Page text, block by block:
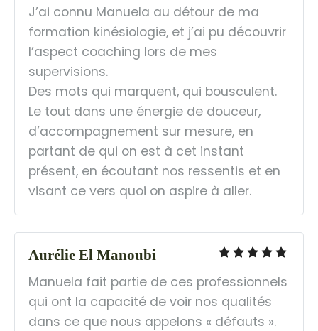
J’ai connu Manuela au détour de ma
formation kinésiologie, et j’ai pu découvrir
l’aspect coaching lors de mes
supervisions.
Des mots qui marquent, qui bousculent.
Le tout dans une énergie de douceur,
d’accompagnement sur mesure, en
partant de qui on est à cet instant
présent, en écoutant nos ressentis et en
visant ce vers quoi on aspire à aller.
Aurélie El Manoubi
Manuela fait partie de ces professionnels
qui ont la capacité de voir nos qualités
dans ce que nous appelons « défauts ».